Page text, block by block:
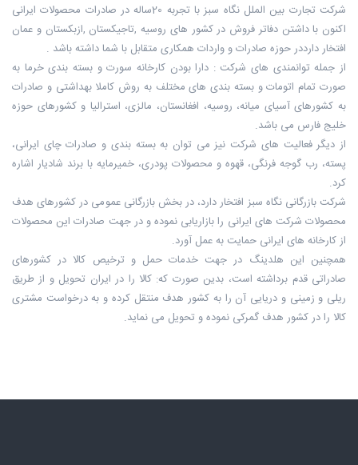
شرکت تجارت بین الملل نگاه سبز با تجربه 20ساله در صادرات محصولات ایرانی
اکنون با داشتن دفاتر فروش در کشور های روسیه ,تاجیکستان ,ازبکستان و عمان
افتخار دارددر حوزه صادرات و واردات همکاری متقابل با شما داشته باشد .
از جمله توانمندی های شرکت : دارا بودن کارخانه سورت و بسته بندی خرما به
صورت تمام اتومات و بسته بندی های مختلف به روش کاملا بهداشتی و صادرات
به کشورهای آسیای میانه، روسیه، افغانستان، مالزی، استرالیا و کشورهای حوزه
خلیج فارس می باشد.
از دیگر فعالیت های شرکت نیز می توان به بسته بندی و صادرات چای ایرانی،
پسته، رب گوجه فرنگی، قهوه و محصولات پودری، خمیرمایه با برند شادیار اشاره
کرد.
شرکت بازرگانی نگاه سبز افتخار دارد، در بخش بازرگانی عمومی در کشورهای هدف
محصولات شرکت های ایرانی را بازاریابی نموده و در جهت صادرات این محصولات
از کارخانه های ایرانی حمایت به عمل آورد.
همچنین این هلدینگ در جهت خدمات حمل و ترخیص کالا در کشورهای
صادراتی قدم برداشته است، بدین صورت که: کالا را در ایران تحویل و از طریق
ریلی و زمینی و دریایی آن را به کشور هدف منتقل کرده و به درخواست مشتری
کالا را در کشور هدف گمرکی نموده و تحویل می نماید.